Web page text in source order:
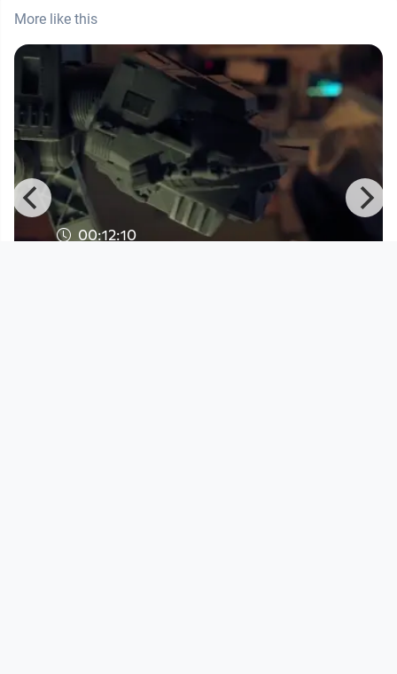
More like this
00:12:10